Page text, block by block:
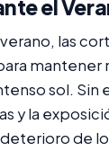
el
las
mantener
sol. Sin
y la
de